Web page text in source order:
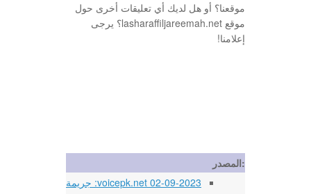
موقعنا؟ أو هل لديك أي تعليقات أخرى حول
موقع lasharaffiljareemah.net؟ يرجى
إعلامنا!
المصدر:
02-09-2023 voicepk.net: جريمة